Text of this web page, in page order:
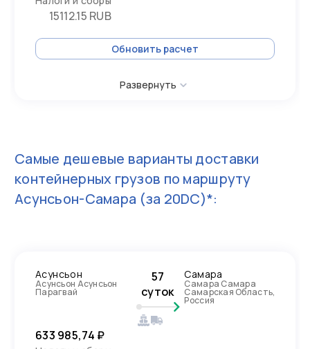
15112.15 RUB
Обновить расчет
Развернуть
Самые дешевые варианты доставки
контейнерных грузов по маршруту
Асунсьон-Самара (за 20DC)*:
Асунсьон
Асунсьон Асунсьон
Парагвай
57
суток
Самара
Самара Самара
Самарская Область,
Россия
633 985,74 ₽